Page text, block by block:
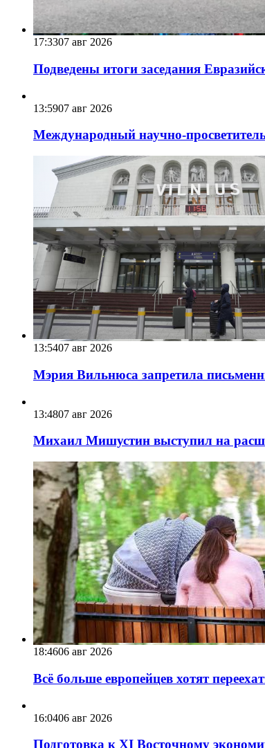
17:3307 авг 2026
Подведены итоги заседания
13:5907 авг 2026
Международный научно-
13:5407 авг 2026
Мэрия Вильнюса запретила
13:4807 авг 2026
Михаил Мишустин выступил на
18:4606 авг 2026
Всё больше европейцев хотят
16:0406 авг 2026
Подготовка к XI Восточному